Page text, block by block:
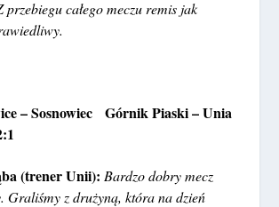
przebiegu całego meczu remis jak
– Sosnowiec Górnik Piaski – Unia
(trener Unii): Bardzo dobry mecz
Graliśmy z drużyną, która na dzień